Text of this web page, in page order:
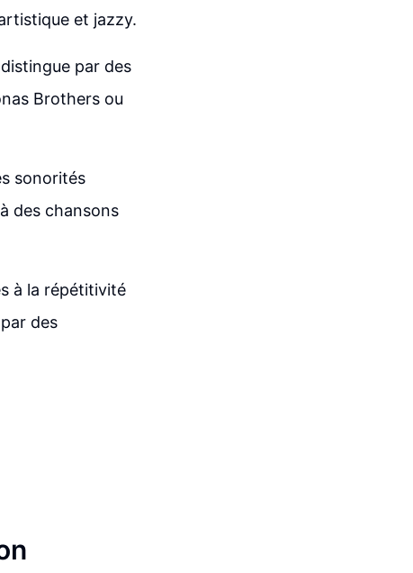
et jazzy.
par des
Brothers ou
sonorités
des chansons
à la répétitivité
des